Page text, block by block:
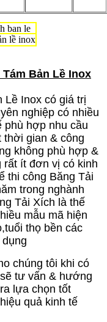
lề inox
Bản Lề Inox
Inox có giá trị
nghiệp có nhiều
phù hợp nhu cầu
thời gian & công
không phù hợp &
rất ít đơn vị có kinh
thi công Băng Tải
trong nghành
Tải Xích là thế
mẫu mã hiện
thọ bền các
chúng tôi khi có
tư vấn & hướng
lựa chọn tốt
quả kinh tế